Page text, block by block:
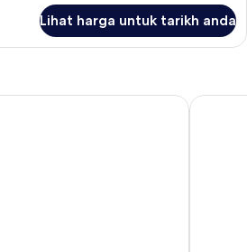
Lihat harga untuk tarikh anda
Toyoko